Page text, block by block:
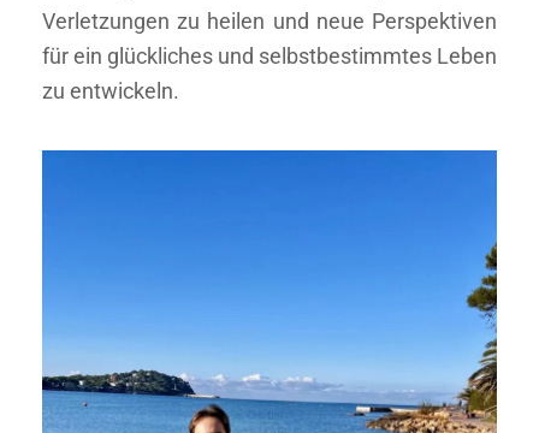
Verletzungen zu heilen und neue Perspektiven
für ein glückliches und selbstbestimmtes Leben
zu entwickeln.